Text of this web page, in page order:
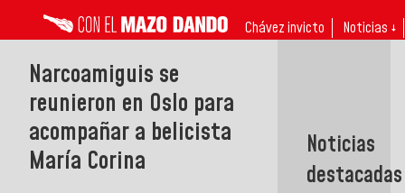
Chávez invicto Noticias ↓
Narcoamiguis se
reunieron en Oslo para
acompañar a belicista
María Corina
Noticias
destacadas